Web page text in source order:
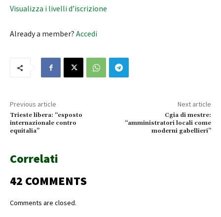
Visualizza i livelli d’iscrizione
Already a member? Accedi
Previous article
Trieste libera: “esposto
internazionale contro
equitalia”
Next article
Cgia di mestre:
“amministratori locali come
moderni gabellieri”
Correlati
42 COMMENTS
Comments are closed.